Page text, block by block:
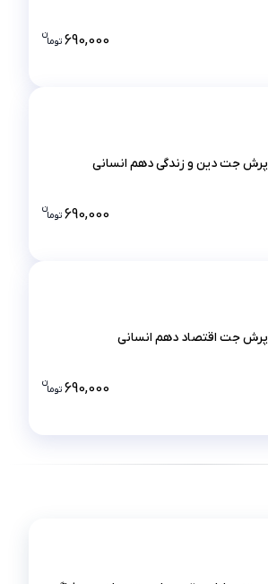
690,000 توما
ن
پرش جت دین و زندگی دهم انسانی
690,000 توما
ن
پرش جت اقتصاد دهم انسانی
690,000 توما
ن